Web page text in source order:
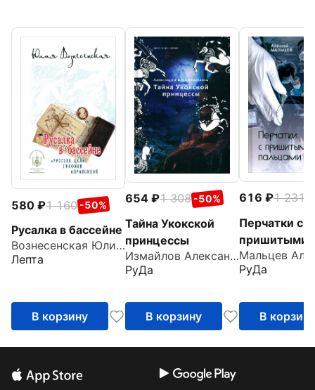
580 1 160 -50%
Русалка в бассейне
Вознесенская Юлия Николаевна
Лепта
В корзину
654 1 308 -50%
Тайна Укокской
принцессы
Измайлов Александр
РуДа
В корзину
616 1 231
Перчатки с
пришитыми
пальцами
РуДа
В корзину